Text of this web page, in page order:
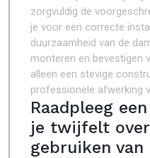
zorgvuldig de
je voor een correcte
duurzaamheid van de
monteren en bevestigen
alleen een stevige
professionele afwerking
Raadpleeg
je twijfelt
gebruiken